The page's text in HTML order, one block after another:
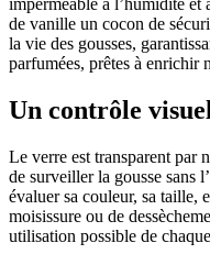
imperméable à l’humidité et
de vanille un cocon de
la vie des gousses,
parfumées, prêtes à enrichir
Un contrôle
Le verre est transparent par
de surveiller la gousse sans
évaluer sa couleur, sa taille,
moisissure ou de
utilisation possible de